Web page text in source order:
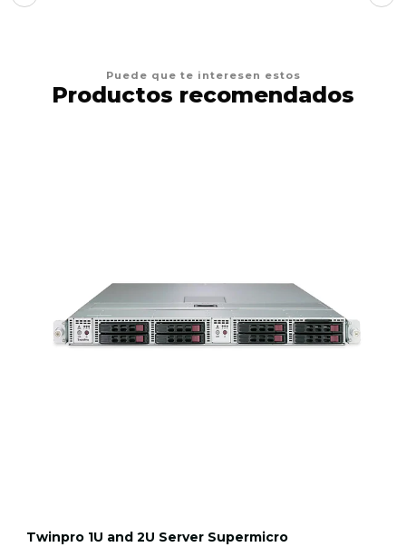
Puede que te interesen estos
Productos recomendados
Twinpro 1U and 2U Server Supermicro